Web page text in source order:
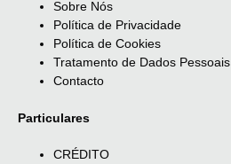
Sobre Nós
Política de Privacidade
Política de Cookies
Tratamento de Dados Pessoais
Contacto
Particulares
CRÉDITO